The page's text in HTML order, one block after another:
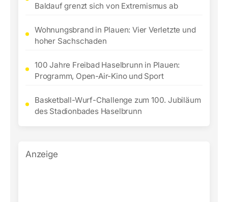
Baldauf grenzt sich von Extremismus ab
Wohnungsbrand in Plauen: Vier Verletzte und
hoher Sachschaden
100 Jahre Freibad Haselbrunn in Plauen:
Programm, Open-Air-Kino und Sport
Basketball-Wurf-Challenge zum 100. Jubiläum
des Stadionbades Haselbrunn
Anzeige